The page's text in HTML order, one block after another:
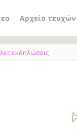
Αρχείο τευχών
εκδηλώσεις